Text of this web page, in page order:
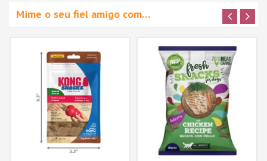
Mime o seu fiel amigo com…